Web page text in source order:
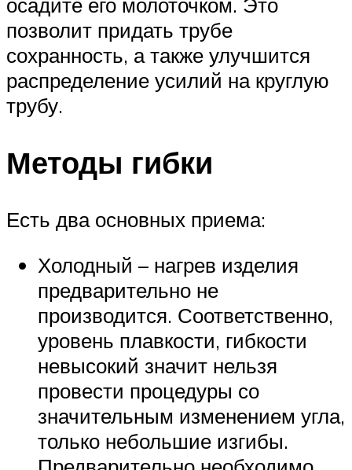
позволит придать трубе
сохранность, а также улучшится
распределение усилий на круглую
трубу.
Методы гибки
Есть два основных приема:
Холодный – нагрев изделия
предварительно не
производится. Соответственно,
уровень плавкости, гибкости
невысокий значит нельзя
провести процедуры со
значительным изменением угла,
только небольшие изгибы.